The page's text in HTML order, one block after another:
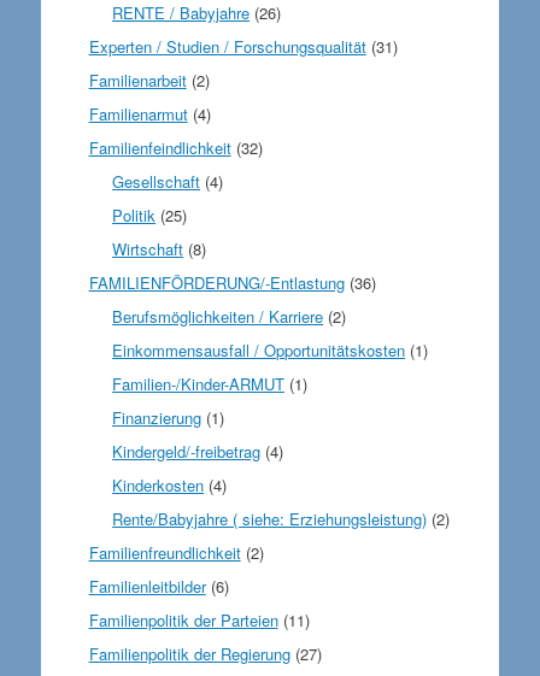
RENTE / Babyjahre (26)
Experten / Studien / Forschungsqualität(31)
Familienarbeit(2)
Familienarmut(4)
Familienfeindlichkeit(32)
Gesellschaft (4)
Politik (25)
Wirtschaft (8)
FAMILIENFÖRDERUNG/-Entlastung(36)
Berufsmöglichkeiten / Karriere (2)
Einkommensausfall / Opportunitätskosten (1)
Familien-/Kinder-ARMUT (1)
Finanzierung (1)
Kindergeld/-freibetrag (4)
Kinderkosten (4)
Rente/Babyjahre ( siehe: Erziehungsleistung) (2)
Familienfreundlichkeit(2)
Familienleitbilder(6)
Familienpolitik der Parteien(11)
Familienpolitik der Regierung(27)